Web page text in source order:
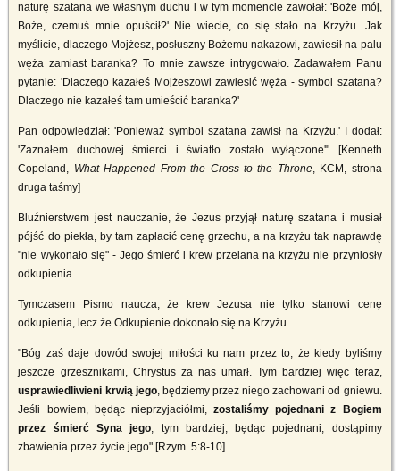
naturę szatana we własnym duchu i w tym momencie zawołał: 'Boże mój,
Boże, czemuś mnie opuścił?' Nie wiecie, co się stało na Krzyżu. Jak
myślicie, dlaczego Mojżesz, posłuszny Bożemu nakazowi, zawiesił na palu
węża zamiast baranka? To mnie zawsze intrygowało. Zadawałem Panu
pytanie: 'Dlaczego kazałeś Mojżeszowi zawiesić węża - symbol szatana?
Dlaczego nie kazałeś tam umieścić baranka?'
Pan odpowiedział: 'Ponieważ symbol szatana zawisł na Krzyżu.' I dodał:
'Zaznałem duchowej śmierci i światło zostało wyłączone'" [Kenneth
Copeland, What Happened From the Cross to the Throne, KCM, strona
druga taśmy]
Bluźnierstwem jest nauczanie, że Jezus przyjął naturę szatana i musiał
pójść do piekła, by tam zapłacić cenę grzechu, a na krzyżu tak naprawdę
"nie wykonało się" - Jego śmierć i krew przelana na krzyżu nie przyniosły
odkupienia.
Tymczasem Pismo naucza, że krew Jezusa nie tylko stanowi cenę
odkupienia, lecz że Odkupienie dokonało się na Krzyżu.
"Bóg zaś daje dowód swojej miłości ku nam przez to, że kiedy byliśmy
jeszcze grzesznikami, Chrystus za nas umarł. Tym bardziej więc teraz,
usprawiedliwieni krwią jego, będziemy przez niego zachowani od gniewu.
Jeśli bowiem, będąc nieprzyjaciółmi,zostaliśmy pojednani z Bogiem
przez śmierć Syna jego, tym bardziej, będąc pojednani, dostąpimy
zbawienia przez życie jego" [Rzym. 5:8-10].